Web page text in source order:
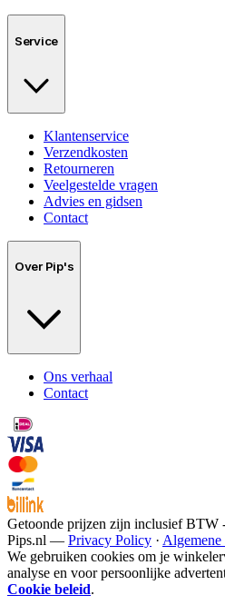
Service
Klantenservice
Verzendkosten
Retourneren
Veelgestelde vragen
Advies en gidsen
Contact
Over Pip's
Ons verhaal
Contact
Getoonde prijzen zijn inclusief BTW
Pips.nl — Privacy Policy · Algemene
We gebruiken cookies om je
analyse en voor persoonlijke
Cookie beleid.